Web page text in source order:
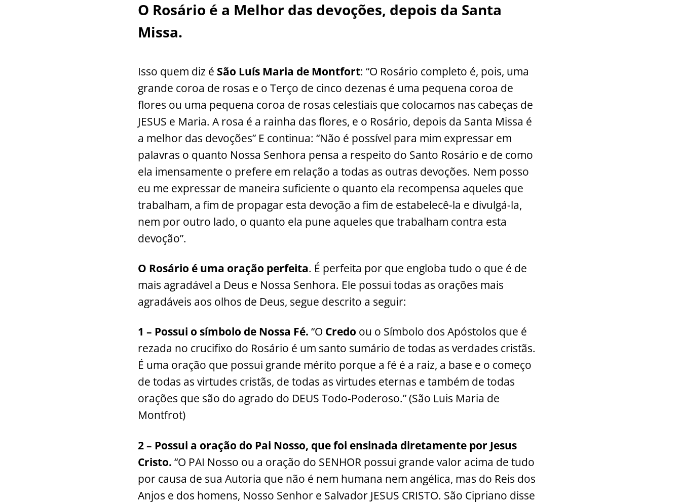
e
b
o
k
s
A
p
er l y
k
e
O Rosário é a Melhor das devoções, depois da Santa
Missa.
Isso quem diz é São Luís Maria de Montfort: “O Rosário completo é, pois, uma
grande coroa de rosas e o Terço de cinco dezenas é uma pequena coroa de
flores ou uma pequena coroa de rosas celestiais que colocamos nas cabeças de
JESUS e Maria. A rosa é a rainha das flores, e o Rosário, depois da Santa Missa é
a melhor das devoções” E continua: “Não é possível para mim expressar em
palavras o quanto Nossa Senhora pensa a respeito do Santo Rosário e de como
ela imensamente o prefere em relação a todas as outras devoções. Nem posso
eu me expressar de maneira suficiente o quanto ela recompensa aqueles que
trabalham, a fim de propagar esta devoção a fim de estabelecê-la e divulgá-la,
nem por outro lado, o quanto ela pune aqueles que trabalham contra esta
devoção”.
O Rosário é uma oração perfeita. É perfeita por que engloba tudo o que é de
mais agradável a Deus e Nossa Senhora. Ele possui todas as orações mais
agradáveis aos olhos de Deus, segue descrito a seguir:
1 – Possui o símbolo de Nossa Fé. “O Credo ou o Símbolo dos Apóstolos que é
rezada no crucifixo do Rosário é um santo sumário de todas as verdades cristãs.
É uma oração que possui grande mérito porque a fé é a raiz, a base e o começo
de todas as virtudes cristãs, de todas as virtudes eternas e também de todas
orações que são do agrado do DEUS Todo-Poderoso.” (São Luis Maria de
Montfrot)
2 – Possui a oração do Pai Nosso, que foi ensinada diretamente por Jesus
Cristo. “O PAI Nosso ou a oração do SENHOR possui grande valor acima de tudo
por causa de sua Autoria que não é nem humana nem angélica, mas do Reis dos
Anjos e dos homens, Nosso Senhor e Salvador JESUS CRISTO. São Cipriano disse